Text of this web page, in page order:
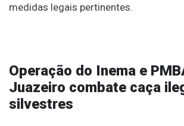
medidas legais pertinentes.
Operação do Inema e
Juazeiro combate caça
silvestres